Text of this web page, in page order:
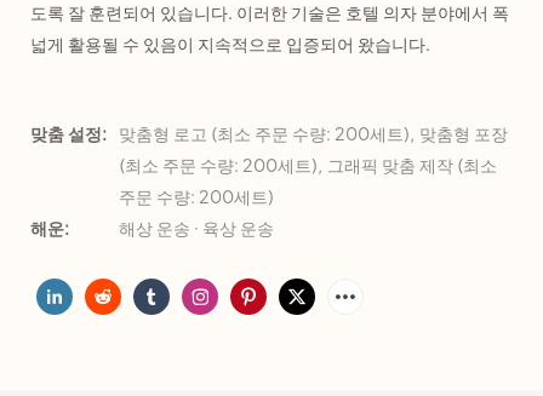
도록 잘 훈련되어 있습니다. 이러한 기술은 호텔 의자 분야에서 폭
넓게 활용될 수 있음이 지속적으로 입증되어 왔습니다.
맞춤 설정:
맞춤형 로고 (최소 주문 수량: 200세트), 맞춤형 포장
(최소 주문 수량: 200세트), 그래픽 맞춤 제작 (최소
주문 수량: 200세트)
해운:
해상 운송 · 육상 운송